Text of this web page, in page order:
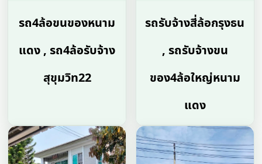
รถ4ล้อขนของหนาม
แดง , รถ4ล้อรับจ้าง
สุขุมวิท22
รถรับจ้างสี่ล้อกรุงธน
, รถรับจ้างขน
ของ4ล้อใหญ่หนาม
แดง